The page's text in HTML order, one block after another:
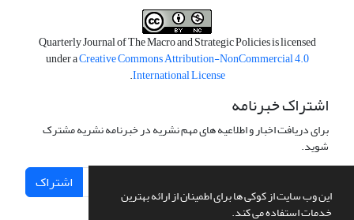
این وب سایت از کوکی ها برای اطمینان از ارائه بهترین
خدمات استفاده می کند.
Quarterly Journal of The Macro and Strategic Policies is licensed
under aCreative Commons Attribution-NonCommercial 4.0
International License
.
اشتراک خبرنامه
برای دریافت اخبار و اطلاعیه های مهم نشریه در خبرنامه نشریه مشترک
شوید.
اشتراک